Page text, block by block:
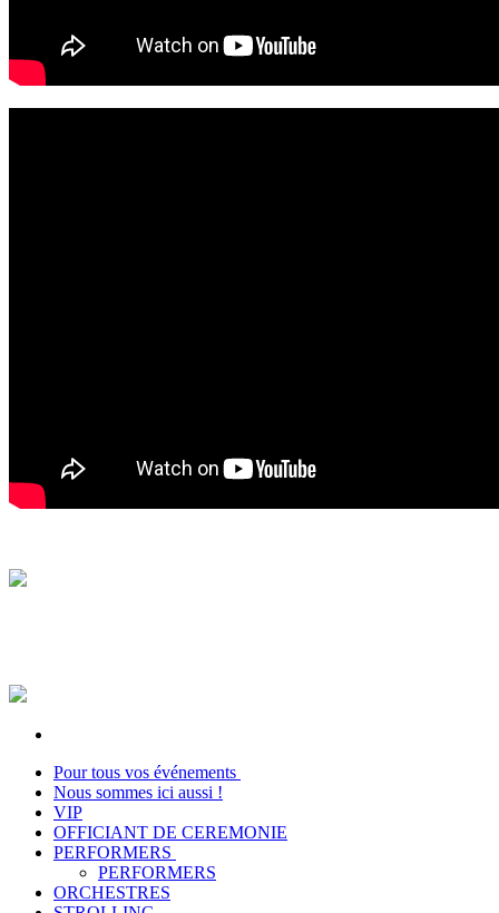
Pour tous vos événements
Nous sommes ici aussi !
VIP
OFFICIANT DE CEREMONIE
PERFORMERS
PERFORMERS
ORCHESTRES